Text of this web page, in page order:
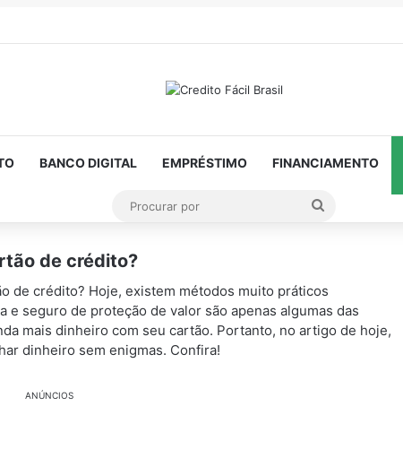
BANCO DIGITAL EMPRÉSTIMO FINANCIAMENTO
de crédito?
de crédito? Hoje, existem métodos muito práticos
seguro de proteção de valor são apenas algumas das
mais dinheiro com seu cartão. Portanto, no artigo de hoje,
dinheiro sem enigmas. Confira!
ANÚNCIOS